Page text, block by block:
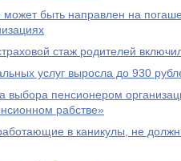
может быть направлен на
стаж родителей
услуг выросла до 930
выбора пенсионером
рабстве»
в каникулы, не